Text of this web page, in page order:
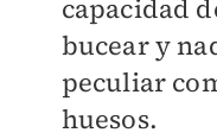
capacidad
bucear y
peculiar
huesos.